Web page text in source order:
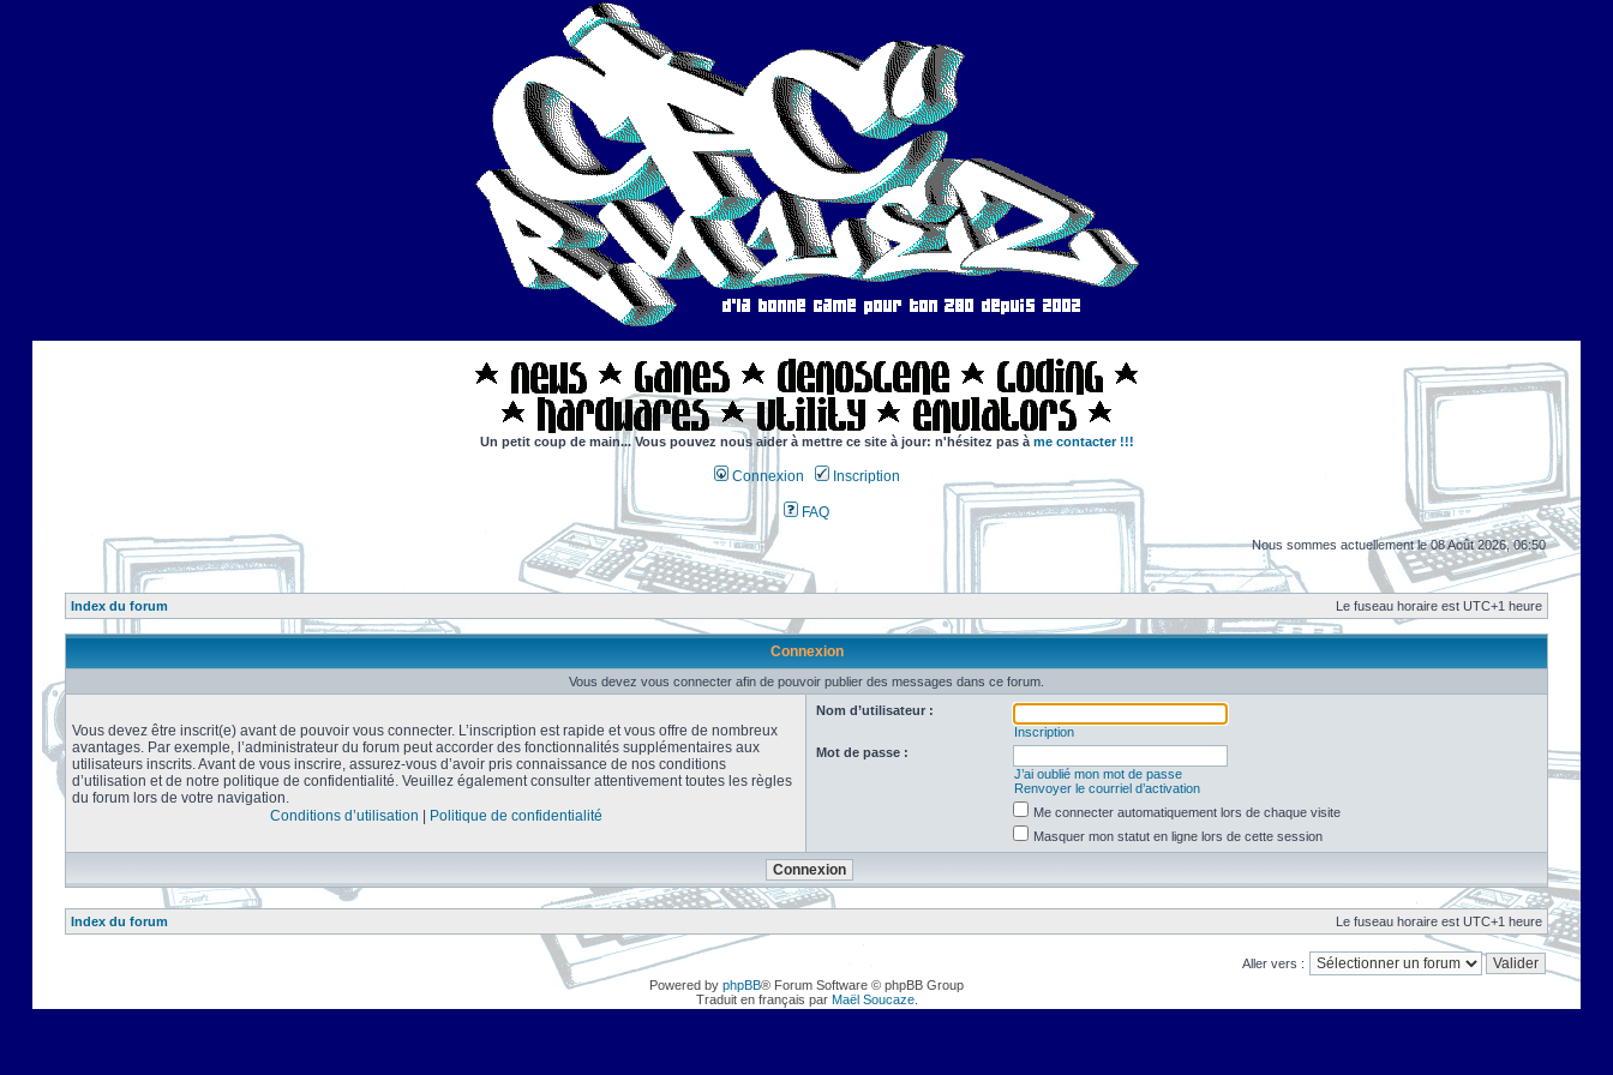
Un petit coup de main... Vous pouvez nous aider à mettre ce site à jour: n'hésitez pas à me contacter !!!
Connexion Inscription
FAQ
Nous sommes actuellement le 08 Août 2026, 06:50
Index du forum Le fuseau horaire est UTC+1 heure
Connexion
Vous devez vous connecter afin de pouvoir publier des messages dans ce forum.
Vous devez être inscrit(e) avant de pouvoir vous connecter. L’inscription est rapide et vous offre de nombreux
avantages. Par exemple, l’administrateur du forum peut accorder des fonctionnalités supplémentaires aux
utilisateurs inscrits. Avant de vous inscrire, assurez-vous d’avoir pris connaissance de nos conditions
d’utilisation et de notre politique de confidentialité. Veuillez également consulter attentivement toutes les règles
du forum lors de votre navigation.
Conditions d’utilisation
Politique de confidentialité
Nom d’utilisateur :
Inscription
Mot de passe :
J’ai oublié mon mot de passe
Renvoyer le courriel d’activation
Me connecter automatiquement lors de chaque visite
Masquer mon statut en ligne lors de cette session
Index du forum Le fuseau horaire est UTC+1 heure
Aller vers :
Powered by phpBB® Forum Software © phpBB Group
Traduit en français par Maël Soucaze.